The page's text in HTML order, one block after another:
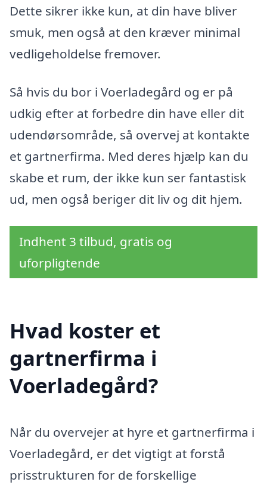
Dette sikrer ikke kun, at din have bliver
smuk, men også at den kræver minimal
vedligeholdelse fremover.
Så hvis du bor i Voerladegård og er på
udkig efter at forbedre din have eller dit
udendørsområde, så overvej at kontakte
et gartnerfirma. Med deres hjælp kan du
skabe et rum, der ikke kun ser fantastisk
ud, men også beriger dit liv og dit hjem.
Indhent 3 tilbud, gratis og
uforpligtende
Hvad koster et
gartnerfirma i
Voerladegård?
Når du overvejer at hyre et gartnerfirma i
Voerladegård, er det vigtigt at forstå
prisstrukturen for de forskellige